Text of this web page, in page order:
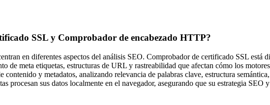
SSL y Comprobador de encabezado HTTP?
en diferentes aspectos del análisis SEO. Comprobador de certificado SSL está
meta etiquetas, estructuras de URL y rastreabilidad que afectan cómo los
y metadatos, analizando relevancia de palabras clave, estructura
sus datos localmente en el navegador, asegurando que su estrategia SEO